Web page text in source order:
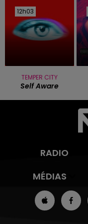
12h03
12h03
TEMPER CITY
Self Aware
RADIO
MÉDIAS